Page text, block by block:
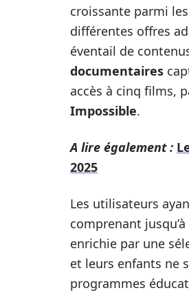
croissante parmi
différentes offres
éventail de
documentaires
accès à cinq films,
Impossible.
A lire également :
2025
Les utilisateurs
comprenant
enrichie par une
et leurs enfants ne
programmes